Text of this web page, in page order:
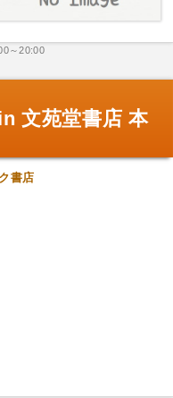
～20:00
文苑堂書店 本
書店